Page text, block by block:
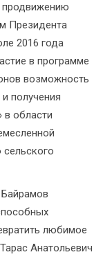
продвижению
Президента
2016 года
в программе
возможность
получения
области
сельского
любимое
Анатольевич